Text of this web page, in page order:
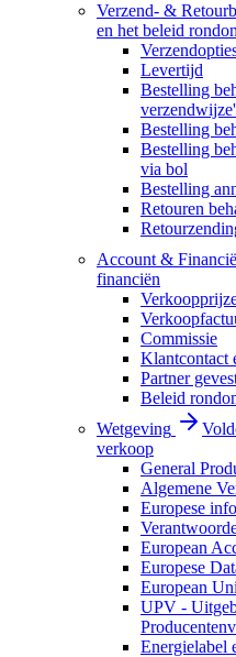
Verzend- &
en het beleid
Levertijd
Bestelling
verzendwijze'
Bestelling
Bestelling
via bol
Bestelling
Retouren
Account &
financiën
Commissie
Klantcontact
Partner
Beleid
Wetgeving
verkoop
General
Algemene
Europese
European
Europese
European
UPV -
Energielabel